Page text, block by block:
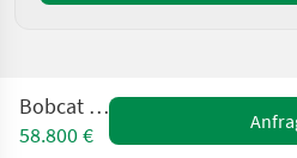
Bobcat E35z
58.800 €